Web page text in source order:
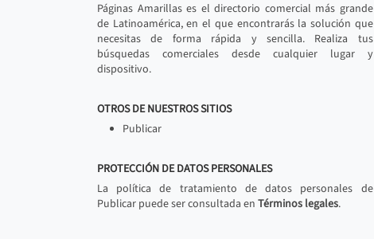
Páginas Amarillas es el directorio comercial más grande
de Latinoamérica, en el que encontrarás la solución que
necesitas de forma rápida y sencilla. Realiza tus
búsquedas comerciales desde cualquier lugar y
dispositivo.
OTROS DE NUESTROS SITIOS
Publicar
PROTECCIÓN DE DATOS PERSONALES
La política de tratamiento de datos personales de
Publicar puede ser consultada en Términos legales.